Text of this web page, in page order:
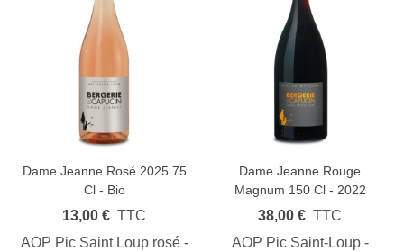
Dame Jeanne Rosé 2025 75
Cl - Bio
13,00 € TTC
AOP Pic Saint Loup rosé -
Dame Jeanne Rouge
Magnum 150 Cl - 2022
38,00 € TTC
AOP Pic Saint-Loup -